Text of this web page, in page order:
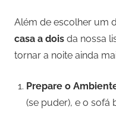
Além de escolher um
casa a dois da nossa
tornar a noite ainda
Prepare o
(se puder), e o sofá